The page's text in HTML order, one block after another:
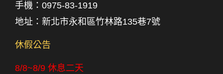
手機： 0975-83-1919
地址：新北市永和區竹林路135巷7號
休假公告
8/8~8/9 休息二天